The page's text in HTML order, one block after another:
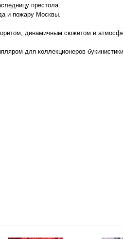
престола.
и пожару Москвы.
динамичным сюжетом и
для коллекционеров